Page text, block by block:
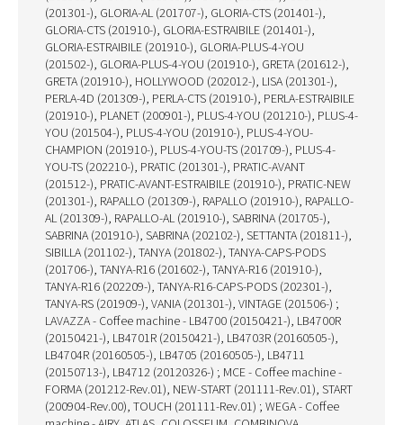
(201301-), GLORIA-AL (201707-), GLORIA-CTS (201401-),
GLORIA-CTS (201910-), GLORIA-ESTRAIBILE (201401-),
GLORIA-ESTRAIBILE (201910-), GLORIA-PLUS-4-YOU
(201502-), GLORIA-PLUS-4-YOU (201910-), GRETA (201612-),
GRETA (201910-), HOLLYWOOD (202012-), LISA (201301-),
PERLA-4D (201309-), PERLA-CTS (201910-), PERLA-ESTRAIBILE
(201910-), PLANET (200901-), PLUS-4-YOU (201210-), PLUS-4-
YOU (201504-), PLUS-4-YOU (201910-), PLUS-4-YOU-
CHAMPION (201910-), PLUS-4-YOU-TS (201709-), PLUS-4-
YOU-TS (202210-), PRATIC (201301-), PRATIC-AVANT
(201512-), PRATIC-AVANT-ESTRAIBILE (201910-), PRATIC-NEW
(201301-), RAPALLO (201309-), RAPALLO (201910-), RAPALLO-
AL (201309-), RAPALLO-AL (201910-), SABRINA (201705-),
SABRINA (201910-), SABRINA (202102-), SETTANTA (201811-),
SIBILLA (201102-), TANYA (201802-), TANYA-CAPS-PODS
(201706-), TANYA-R16 (201602-), TANYA-R16 (201910-),
TANYA-R16 (202209-), TANYA-R16-CAPS-PODS (202301-),
TANYA-RS (201909-), VANIA (201301-), VINTAGE (201506-) ;
LAVAZZA - Coffee machine - LB4700 (20150421-), LB4700R
(20150421-), LB4701R (20150421-), LB4703R (20160505-),
LB4704R (20160505-), LB4705 (20160505-), LB4711
(20150713-), LB4712 (20120326-) ; MCE - Coffee machine -
FORMA (201212-Rev.01), NEW-START (201111-Rev.01), START
(200904-Rev.00), TOUCH (201111-Rev.01) ; WEGA - Coffee